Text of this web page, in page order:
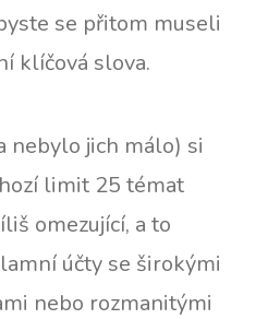
se přitom museli
klíčová slova.
nebylo jich málo) si
limit 25 témat
omezující, a to
účty se širokými
nebo rozmanitými